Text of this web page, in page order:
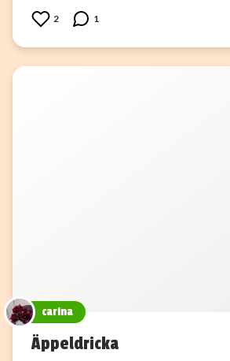
2 1
carina
Äppeldricka